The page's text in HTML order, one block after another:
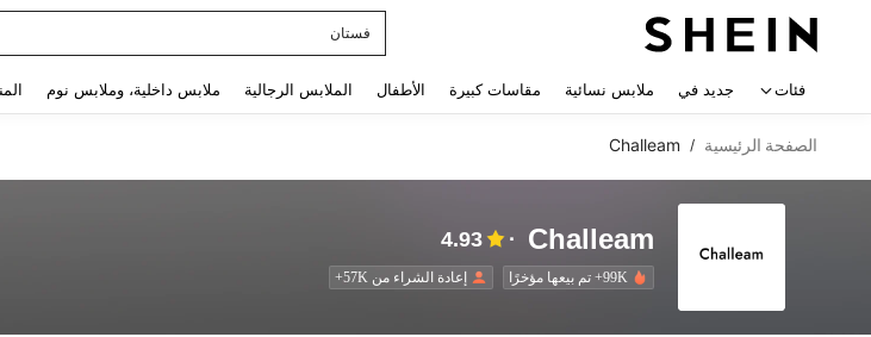
Squishy
فئات جديد في ملابس نسائية مقاسات كبيرة الأطفال الملابس الرجالية ملابس داخلية، وملابس نوم
الصفحة الرئيسية /
Challeam
Challeam
4.93
99K+ تم بيعها مؤخرًا إعادة الشراء من 57K+